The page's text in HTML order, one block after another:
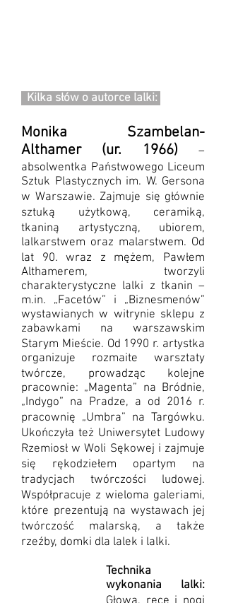
Kilka słów o autorce lalki:
Monika Szambelan-
Althamer (ur. 1966)
–
absolwentka Państwowego Liceum
Sztuk Plastycznych im. W. Gersona
w Warszawie. Zajmuje się głównie
sztuką użytkową, ceramiką,
tkaniną artystyczną, ubiorem,
lalkarstwem oraz malarstwem. Od
lat 90. wraz z mężem, Pawłem
Althamerem, tworzyli
charakterystyczne lalki z tkanin –
m.in. „Facetów” i „Biznesmenów”
wystawianych w witrynie sklepu z
zabawkami na warszawskim
Starym Mieście. Od 1990 r. artystka
organizuje rozmaite warsztaty
twórcze, prowadząc kolejne
pracownie: „Magenta” na Bródnie,
„Indygo” na Pradze, a od 2016 r.
pracownię „Umbra” na Targówku.
Ukończyła też Uniwersytet Ludowy
Rzemiosł w Woli Sękowej i zajmuje
się rękodziełem opartym na
tradycjach twórczości ludowej.
Współpracuje z wieloma galeriami,
które prezentują na wystawach jej
twórczość malarską, a także
rzeźby, domki dla lalek i lalki.
Technika
wykonania lalki: